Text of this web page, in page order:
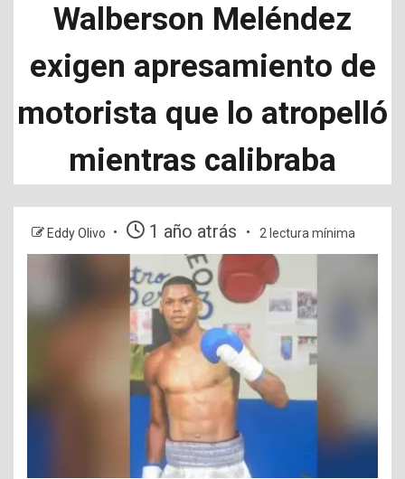
Walberson Meléndez
exigen apresamiento de
motorista que lo atropelló
mientras calibraba
Eddy Olivo 1 año atrás 2 lectura mínima